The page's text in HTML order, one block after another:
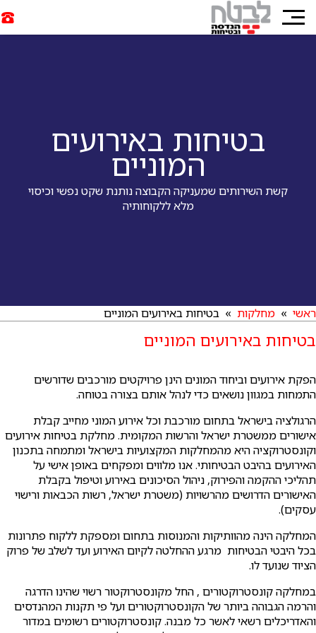
בטיחות באירועים
המוניים
קשת השירותים שמעניקה הקבוצה נותנת שקט נפשי וכיסוי
מלא ללקוחותיה
ראשי » מחלקות » בטיחות באירועים המוניים
בטיחות באירועים המוניים
הפקת אירועים וביחוד המונים הינן פרויקטים מורכבים שדורשים
התמחות במגוון נושאים כדי לנהל אותם בצורה בטוחה.
הרגולציה בישראל בתחום מורכבת וכל אירוע המוני מחייב קבלת
אישורים ממשטרת ישראל והרשות המקומית. מחלקת בטיחות אירועים
וקונסטרוקציה היא מהמחלקות המקצועיות בישראל ומתמחה בתכנון
האירועים בהיבט הבטיחותי. אנו מלווים ומפקחים באופן אישי על
תהליכי ההקמה והפירוק, ניהול הסיכונים באירוע וטיפול בקבלת
האישורים הדרושים מהרשויות (משטרת ישראל, רשות הכבאות ורישוי
עסקים).
המחלקה הינה מהוותיקות והמנוסות בתחום ומספקת ללקוח פתרונות
בכל היבטי הבטיחות מרגע ההחלטה לקיום האירוע ועד לשלב של פרוק
הציוד שנועד לו.
במחלקה קונסטרוקטורים , החל מקונסטרוקטור רשוי שהינו הדרגה
והרמה הגבוהה ביותר של הקונסטרוקטורים ועל פי תקנות המהנדסים
והאדריכלים רשאי לאשר כל מבנה. קונסטרוקטורים רשומים במדור